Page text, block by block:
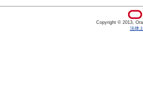
Copyright © 2013,
法律